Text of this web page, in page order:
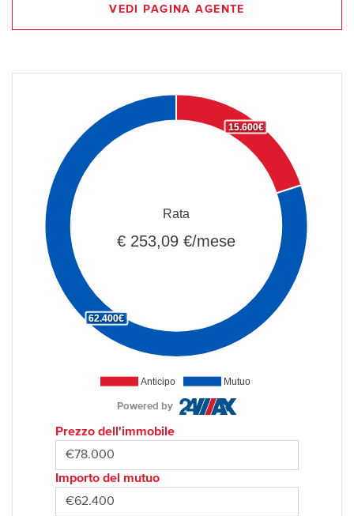
VEDI PAGINA AGENTE
Anticipo Mutuo
15.600€
62.400€
Rata
€ 253,09 €/mese
Powered by
Prezzo dell'immobile
Importo del mutuo